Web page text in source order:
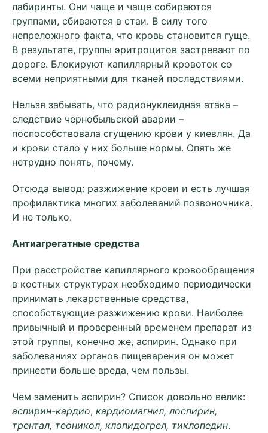
лабиринты. Они чаще и чаще собираются
группами, сбиваются в стаи. В силу того
непреложного факта, что кровь становится гуще.
В результате, группы эритроцитов застревают по
дороге. Блокируют капиллярный кровоток со
всеми неприятными для тканей последствиями.
Нельзя забывать, что радионуклеидная атака –
следствие чернобыльской аварии –
поспособствовала сгущению крови у киевлян. Да
и крови стало у них больше нормы. Опять же
нетрудно понять, почему.
Отсюда вывод: разжижение крови и есть лучшая
профилактика многих заболеваний позвоночника.
И не только.
Антиагрегатные средства
При расстройстве капиллярного кровообращения
в костных структурах необходимо периодически
принимать лекарственные средства,
способствующие разжижению крови. Наиболее
привычный и проверенный временем препарат из
этой группы, конечно же, аспирин. Однако при
заболеваниях органов пищеварения он может
принести больше вреда, чем пользы.
Чем заменить аспирин? Список довольно велик:
аспирин-кардио, кардиомагнил, лоспирин,
трентал, теоникол, клопидогрел, тиклопедин.